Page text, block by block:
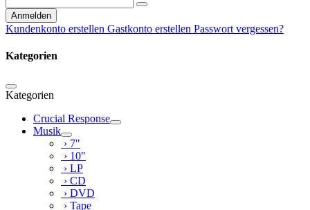
Anmelden
Kundenkonto erstellen Gastkonto erstellen Passwort vergessen?
Kategorien
Kategorien
Crucial Response
Musik
› 7"
› 10"
› LP
› CD
› DVD
› Tape